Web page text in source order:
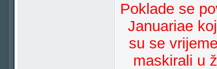
Poklade se
Januariae
su se
maskirali u